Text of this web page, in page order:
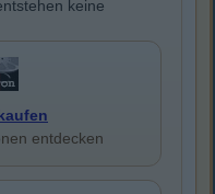
keine
entdecken